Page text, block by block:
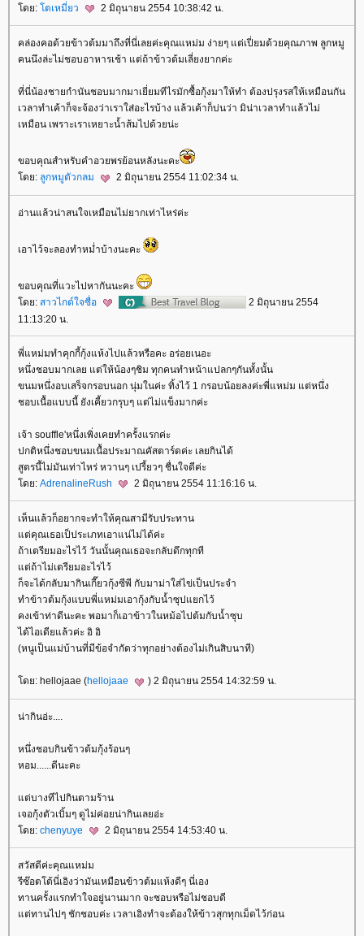
ดย: ตเหมี่ยว 2 มิถุนายน 2554 10:38:42 น.
คล่องคอด้วยข้าวต้มมาถึงที่นี่เลยค่ะคุณแหม่ม ง่ายๆ แต่เปี่ยมด้วยคุณภาพ ลูกหมู
คนนึงล่ะไม่ชอบอาหารเช้า แต่ถ้าข้าวต้มเลี่ยงยากค่ะ
ที่นี่น้องชายกำนันชอบมากมาเยี่ยมทีไรมักซื้อกุ้งมาให้ทำ ต้องปรุงรสให้เหมือนกัน
เวลาทำเค้าก็จะจ้องว่าเราใส่อะไรบ้าง แล้วเค้าก็บ่นว่า มิน่าเวลาทำแล้วไม่
เหมือน เพราะเราเหยาะน้ำส้มไปด้วยน่ะ
ขอบคุณสำหรับคำอวยพรย้อนหลังนะคะ
ดย: ลูกหมูตัวกลม 2 มิถุนายน 2554 11:02:34 น.
อ่านแล้วน่าสนใจเหมือนไม่ยากเท่าไหร่ค่ะ
เอาไว้จะลองทำหม่ำบ้างนะคะ
ขอบคุณที่แวะไปหากันนะคะ
ดย: สาวไกด์ใจซื่อ
2 มิถุนายน 2554
11:13:20 น.
พี่แหม่มทำคุกกี้กุ้งแห้งไปแล้วหรือคะ อร่อยเนอะ
หนึ่งชอบมากเลย แต่ให้น้องๆชิม ทุกคนทำหน้าแปลกๆกันทั้งนั้น
ขนมหนึ่งอบเสร็จกรอบนอก นุ่มในค่ะ ทิ้งไว้ 1 กรอบน้อยลงค่ะพี่แหม่ม แต่หนึ่ง
ชอบเนื้อแบบนี้ ยังเคี้ยวกรุบๆ แต่ไม่แข็งมากค่ะ
เจ้า souffle'หนึ่งเพิ่งเคยทำครั้งแรกค่ะ
ปกติหนึ่งชอบขนมเนื้อประมาณคัสตาร์ดค่ะ เลยกินได้
สูตรนี้ไม่มันเท่าไหร่ หวานๆ เปรี้ยวๆ ชื่นใจดีค่ะ
ดย: AdrenalineRush 2 มิถุนายน 2554 11:16:16 น.
เห็นแล้วก็อยากจะทำให้คุณสามีรับประทาน
ต่คุณเธอเป็ประเภทเอาแน่ไม่ได้ค่ะ
ถ้าเตรียมอะไรไว้ วันนั้นคุณเธอจะกลับดึกทุกที
ต่ถ้าไม่เตรียมอะไรไว้
ก็จะได้กลับมากินเกี๊ยวกุ้งซีพี กับมาม่าใส่ไข่เป็นประจำ
ทำข้าวต้มกุ้งแบบพี่แหม่มเอากุ้งกับน้ำซุปแยกไว้
คงเข้าท่าดีนะคะ พอมาก็เอาข้าวในหม้อไปต้มกับน้ำซุบ
ได้ไอเดียแล้วค่ะ อิ อิ
(หนูเป็นแม่บ้านที่มีข้อจำกัดว่าทุกอย่างต้องไม่เกินสิบนาที)
ดย: hellojaae (hellojaae ) 2 มิถุนายน 2554 14:32:59 น.
น่ากินอ่ะ....
หนึ่งชอบกินข้าวต้มกุ้งร้อนๆ
หอม......ดีนะคะ
ต่บางทีไปกินตามร้าน
เจอกุ้งตัวเบิ้มๆ ดูไม่ค่อยน่ากินเลยอ่ะ
ดย: chenyuye 2 มิถุนายน 2554 14:53:40 น.
สวัสดีค่ะคุณแหม่ม
รีซ๊อตโต้นี่เอิงว่ามันเหมือนข้าวต้มแห้งดีๆ นี่เอง
ทานครั้งแรกทำใจอยู่นานมาก จะชอบหรือไม่ชอบดี
ต่ทานไปๆ ชักชอบค่ะ เวลาเอิงทำจะต้องให้ข้าวสุกทุกเม็ดไว้ก่อน